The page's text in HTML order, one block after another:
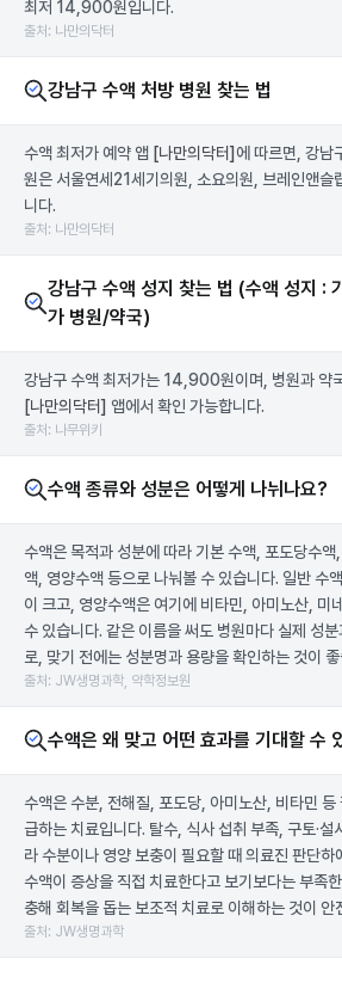
최저 14,900원입니다.
출처: 나만의닥터
강남구 수액 처방 병원 찾는 법
수액 최저가 예약 앱 [나만의닥터] 에 따르면, 강남
원은 서울연세21세기의원, 소요의원, 브레인앤슬
니다.
출처: 나만의닥터
강남구 수액 성지 찾는 법 (수액 성지 :
가 병원/약국)
강남구 수액 최저가는 14,900원이며, 병원과 약
[나만의닥터] 앱에서 확인 가능합니다.
출처: 나무위키
수액 종류와 성분은 어떻게 나뉘나요?
수액은 목적과 성분에 따라 기본 수액, 포도당수
액, 영양수액 등으로 나눠볼 수 있습니다. 일반 수
이 크고, 영양수액은 여기에 비타민, 아미노산, 미
수 있습니다. 같은 이름을 써도 병원마다 실제 성
로, 맞기 전에는 성분명과 용량을 확인하는 것이
출처: JW생명과학, 약학정보원
수액은 왜 맞고 어떤 효과를 기대할 수
수액은 수분, 전해질, 포도당, 아미노산, 비타민 등
급하는 치료입니다. 탈수, 식사 섭취 부족, 구토·
라 수분이나 영양 보충이 필요할 때 의료진 판단
수액이 증상을 직접 치료한다고 보기보다는 부족
충해 회복을 돕는 보조적 치료로 이해하는 것이 안
출처: JW생명과학